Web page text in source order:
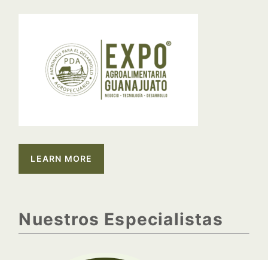
LEARN MORE
Nuestros Especialistas